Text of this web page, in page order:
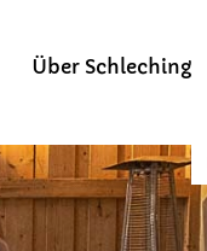
Über Schleching